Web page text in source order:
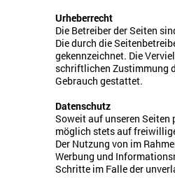
Urheberrecht
Die Betreiber der Seiten
Die durch die
gekennzeichnet. Die
schriftlichen Zustimmung
Gebrauch gestattet.
Datenschutz
Soweit auf unseren Seiten
möglich stets auf
Der Nutzung von im
Werbung und
Schritte im Falle der